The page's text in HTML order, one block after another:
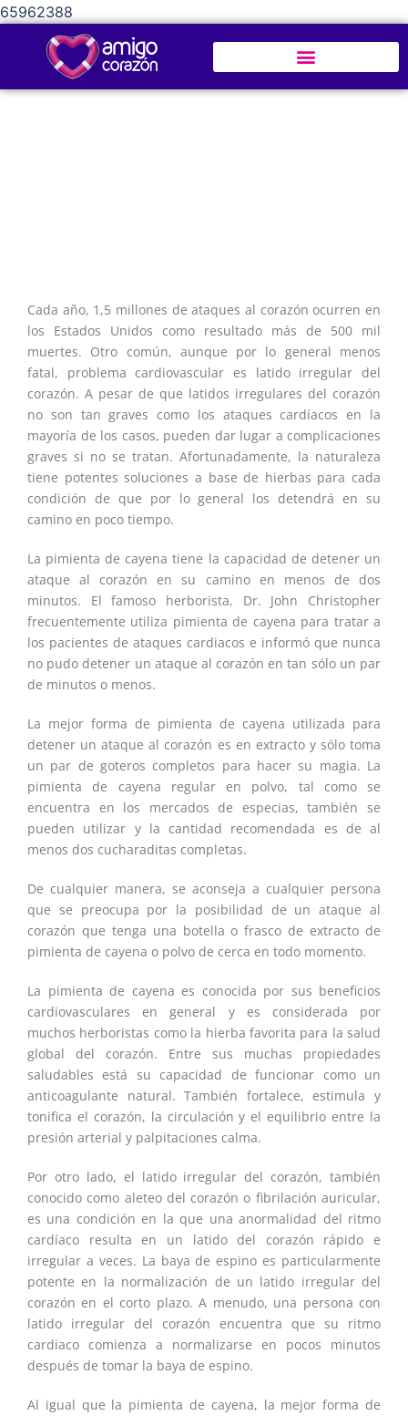
65962388
Cada año, 1,5 millones de ataques al corazón ocurren en
los Estados Unidos como resultado más de 500 mil
muertes. Otro común, aunque por lo general menos
fatal, problema cardiovascular es latido irregular del
corazón. A pesar de que latidos irregulares del corazón
no son tan graves como los ataques cardíacos en la
mayoría de los casos, pueden dar lugar a complicaciones
graves si no se tratan. Afortunadamente, la naturaleza
tiene potentes soluciones a base de hierbas para cada
condición de que por lo general los detendrá en su
camino en poco tiempo.
La pimienta de cayena tiene la capacidad de detener un
ataque al corazón en su camino en menos de dos
minutos. El famoso herborista, Dr. John Christopher
frecuentemente utiliza pimienta de cayena para tratar a
los pacientes de ataques cardiacos e informó que nunca
no pudo detener un ataque al corazón en tan sólo un par
de minutos o menos.
La mejor forma de pimienta de cayena utilizada para
detener un ataque al corazón es en extracto y sólo toma
un par de goteros completos para hacer su magia. La
pimienta de cayena regular en polvo, tal como se
encuentra en los mercados de especias, también se
pueden utilizar y la cantidad recomendada es de al
menos dos cucharaditas completas.
De cualquier manera, se aconseja a cualquier persona
que se preocupa por la posibilidad de un ataque al
corazón que tenga una botella o frasco de extracto de
pimienta de cayena o polvo de cerca en todo momento.
La pimienta de cayena es conocida por sus beneficios
cardiovasculares en general y es considerada por
muchos herboristas como la hierba favorita para la salud
global del corazón. Entre sus muchas propiedades
saludables está su capacidad de funcionar como un
anticoagulante natural. También fortalece, estimula y
tonifica el corazón, la circulación y el equilibrio entre la
presión arterial y palpitaciones calma.
Por otro lado, el latido irregular del corazón, también
conocido como aleteo del corazón o fibrilación auricular,
es una condición en la que una anormalidad del ritmo
cardíaco resulta en un latido del corazón rápido e
irregular a veces. La baya de espino es particularmente
potente en la normalización de un latido irregular del
corazón en el corto plazo. A menudo, una persona con
latido irregular del corazón encuentra que su ritmo
cardiaco comienza a normalizarse en pocos minutos
después de tomar la baya de espino.
Al igual que la pimienta de cayena, la mejor forma de